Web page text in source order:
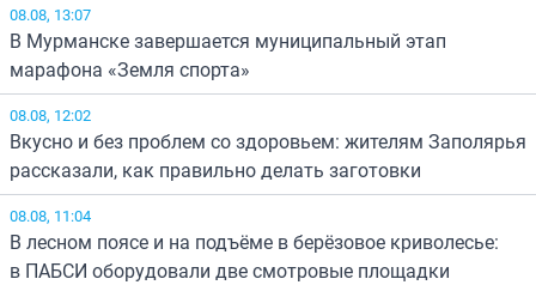
08.08, 13:07
В Мурманске завершается муниципальный этап
марафона «Земля спорта»
08.08, 12:02
Вкусно и без проблем со здоровьем: жителям Заполярья
рассказали, как правильно делать заготовки
08.08, 11:04
В лесном поясе и на подъёме в берёзовое криволесье:
в ПАБСИ оборудовали две смотровые площадки